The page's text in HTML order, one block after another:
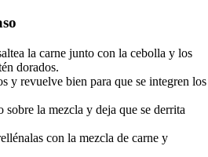
la carne junto con la cebolla y los
dorados.
y revuelve bien para que se integren los
sobre la mezcla y deja que se derrita
con la mezcla de carne y